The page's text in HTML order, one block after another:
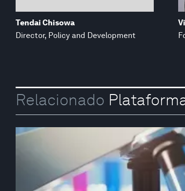
Tendai Chisowa
Director, Policy and Development
Relacionado